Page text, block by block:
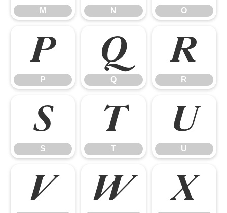
M N O
P
P
Q
Q
R
R
S
S
T
T
U
U
V W X